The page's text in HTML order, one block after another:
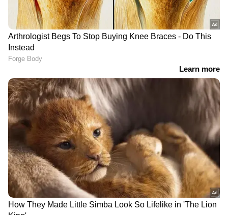
DOWNLOAD APP
കേരളത്തിലെ എല്ലാ
എപ്പോഴും ഏഷ്യാനെറ്റ് ന്യൂസ് വാർത്തകൾ.
Malayalam Newsഅപ്‌ഡേറ്റുകളും
ആഴത്തിലുള്ള വിശകലനവും സമഗ്രമായ
റിപ്പോർട്ടിംഗും — എല്ലാം ഒരൊറ്റ സ്ഥലത്ത്.
ഏത് സമയത്തും, എവിടെയും
വിശ്വസനീയമായ വാർത്തകൾ ലഭിക്കാൻ
Asianet News Malayalam